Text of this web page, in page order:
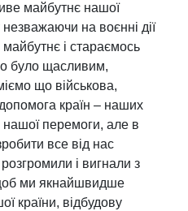
майбутнє нашої
незважаючи на воєнні дії
і стараємось
було щасливим,
що військова,
країн – наших
перемоги, але в
все від нас
і вигнали з
ми якнайшвидше
країни, відбудову